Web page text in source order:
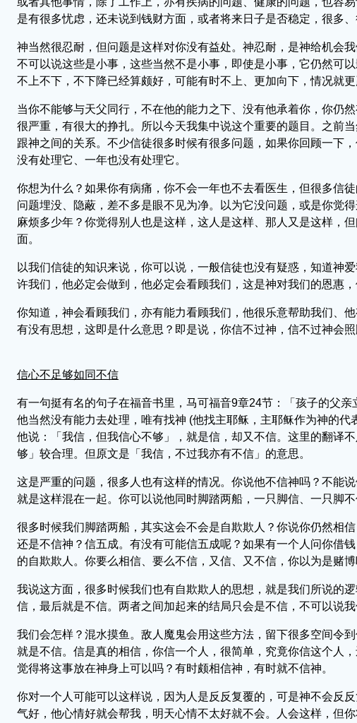
是有很多忧虑，还未说到钱财方面，或者将来日子是否稳定，很多
神当然很忍耐，但问题是这样对你没有益处。神忍耐，是神给机会
不可以说这些是小事，这些当然不是小事，即使是小事，它仍然可
不上不下，不下降已经算颇好，可能有时不上、更加向下，情况就
当你不能够与天父同行，不在他的能力之下、没有他承着你，你仍
很严重，有很大的挣扎。所以今天我集中说这个重要的题目。之前
跟神之间的关系。不少信徒很多时候有很多问题，如果你回顾一下
没有处理它、一年也没有处理它。
你想为什么？如果你有病痛，你不会一年也不去看医生，但很多信
问题埋没、隐蔽，差不多是眼不见为净。以为它没问题，或是你觉
麻烦多少年？你觉得别人也是这样，这人是这样、那人又是这样，
面。
以我们信徒的知识来说，你可以说，一般信徒也没有疑惑，知道神
许我们，他必定会做到，他必定会看顾我们，这是神对我们的恩惠，
你知道，神会看顾我们，亦有能力看顾我们，他很乐意帮助我们、
有没有思想，这即是什么意思？即是说，你信不过神，信不过神会
信心不足够如同不信
有一句挺有名的句子在福音书里，马可福音9章24节：「孩子的父
他当然没有能力去处理，唯有找神 (他找主耶稣，主耶稣作为神的
他说：「我信，但我信心不够」，就是信，却又不信。这里的翻译
够」较合理。但原文是「我信，不过我亦有不信」的意思。
这是严重的问题，很多人也有这样的情况。你说他不信神吗？不能
就是这样混在一起。你可以说他同时脚踏两船，一只脚信、一只脚
很多时候我们脚踏两船，其实这会不会是自欺欺人？你说你仍然相
还是不信神？信五成。有没有可能信五成呢？如果有一个人问你借
的自欺欺人。你要么相信、要么不信，又信、又不信，你以为是赌
我说这方面，很多时候我们也有自欺欺人的思想，就是我们所说的
信，最后就是不信。两者之间加起来的结局只会是不信，不可以说
我们会怎样？混水摸鱼。敌人魔鬼会用这些方法，留下很多空间令
就是不信。信是真的相信，你信一个人，很简单，究竟你信这个人
觉得将这事放在神身上可以吗？有时颇相信神，有时就不信神。
你对一个人可能可以这样说，因为人是反反复覆的，可是神不会反
气好，他心情好就会帮我，明天心情不太好就不会。人会这样，但